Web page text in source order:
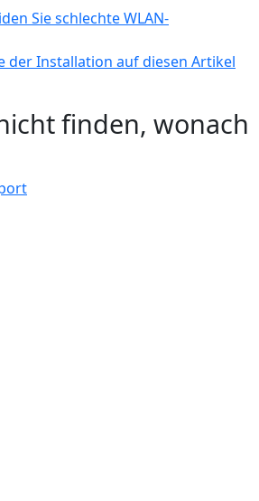
Sie schlechte WLAN-
der Installation auf diesen Artikel
finden, wonach